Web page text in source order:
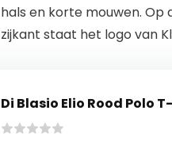
hals en korte mouwen.
zijkant staat het logo van
Di Blasio Elio Rood Polo